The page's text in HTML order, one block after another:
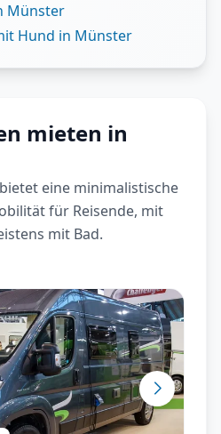
Münster
Hund in Münster
mieten in
eine minimalistische
für Reisende, mit
mit Bad.